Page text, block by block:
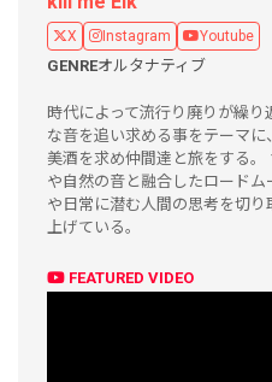
X Instagram Youtube
GENREオルタナティブ
時代によって流行り廃りが繰
な音を追い求める事をテーマ
美酒を求め仲間達と旅をする
や自然の音と融合したロード
や日常に潜む人間の思考を切
上げている。
FEATURED VIDEO